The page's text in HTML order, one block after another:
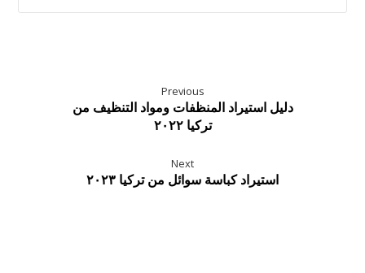
Previous
دليل استيراد المنظفات ومواد التنظيف من
تركيا ٢٠٢٢
Next
استيراد كباسة سوائل من تركيا ٢٠٢٣